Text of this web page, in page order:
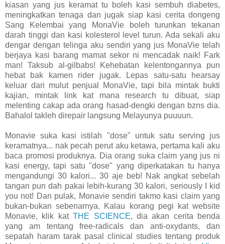
kiasan yang jus keramat tu boleh kasi sembuh diabetes,
meningkatkan tenaga dan jugak siap kasi cerita dongeng
Sang Kelembai yang MonaVie boleh turunkan tekanan
darah tinggi dan kasi kolesterol level turun. Ada sekali aku
dengar dengan telinga aku sendiri yang jus MonaVie telah
berjaya kasi barang mamat sekor ni mencadak naik! Fark
man! Taksub al-gilbabs! Kehebatan kelentongannya pun
hebat bak kamen rider jugak. Lepas satu-satu hearsay
keluar dari mulut penjual MonaVie, tapi bila mintak bukti
kajian, mintak link kat mana research tu dibuat, siap
melenting cakap ada orang hasad-dengki dengan bzns dia.
Bahalol takleh direpair langsung Melayunya puuuun.
Monavie suka kasi istilah "dose" untuk satu serving jus
keramatnya... nak pecah perut aku ketawa, pertama kali aku
baca promosi produknya. Dia orang suka claim yang jus ni
kasi energy, tapi satu "dose" yang diperkatakan tu hanya
mengandungi 30 kalori... 30 aje beb! Nak angkat sebelah
tangan pun dah pakai lebih-kurang 30 kalori, seriously I kid
you not! Dan pulak, Monavie sendiri takmo kasi claim yang
bukan-bukan sebenarnya. Kalau korang pegi kat website
Monavie, klik katTHE SCIENCE, dia akan cerita benda
yang am tentang free-radicals dan anti-oxydants, dan
sepatah haram tarak pasal clinical studies tentang produk